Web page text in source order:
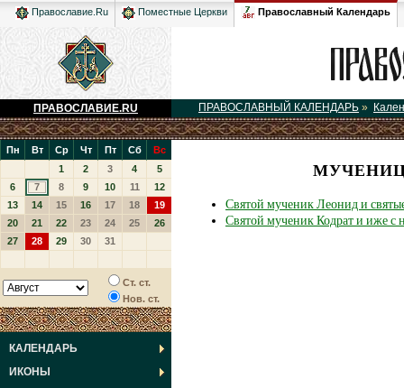
Православие.Ru Поместные Церкви Православный Календарь
ПРАВОСЛАВИЕ.RU ПРАВОСЛАВНЫЙ КАЛЕНДАРЬ »
Пн Вт Ср Чт Пт Сб
Вс
1
2 3 4
5
6
7 8 9 10 11
12
13
14 15 16 17 18
19
20
21 22 23 24 25
26
27
28 29 30 31
Ст. ст.
Нов. ст.
КАЛЕНДАРЬ
ИКОНЫ
Святой мученик Леонид и
Святой мученик Кодрат и иже с